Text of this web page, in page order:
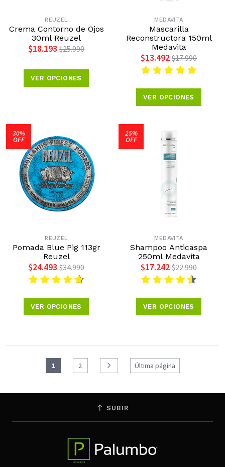
REUZEL
Crema Contorno de Ojos
30ml Reuzel
$18.193 $25.990
VER OPCIONES
MEDAVITA
Mascarilla
Reconstructora 150ml
Medavita
$13.492 $17.990
VER OPCIONES
30%
OFF
REUZEL
Pomada Blue Pig 113gr
Reuzel
$24.493 $34.990
VER OPCIONES
25%
OFF
MEDAVITA
Shampoo Anticaspa
250ml Medavita
$17.242 $22.990
VER OPCIONES
1 2 Última página
SUBIR